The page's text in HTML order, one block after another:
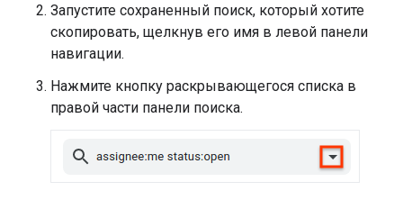
Запустите сохраненный поиск, который хотите
скопировать, щелкнув его имя в левой панели
навигации.
Нажмите кнопку раскрывающегося списка в
правой части панели поиска.